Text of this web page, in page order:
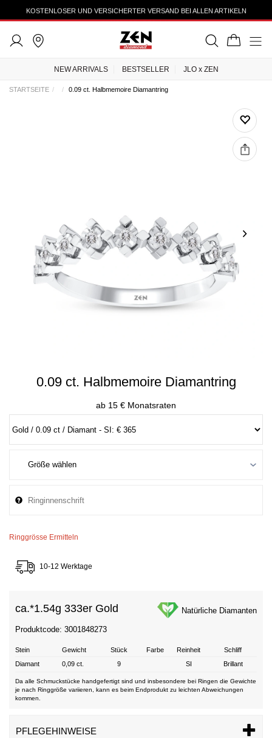
KOSTENLOSER UND VERSICHERTER VERSAND BEI ALLEN ARTIKELN
NEW ARRIVALS BESTSELLER JLO x ZEN
STARTSEITE 0.09 ct. Halbmemoire Diamantring
0.09 ct. Halbmemoire Diamantring
ab 15 € Monatsraten
Ringgrösse Ermitteln
10-12 Werktage
ca.*1.54g 333er Gold Natürliche Diamanten
Produktcode: 3001848273
Stein Gewicht Stück Farbe Reinheit
Schliff
Diamant
0,09 ct. 9 SI Brillant
Da alle Schmuckstücke handgefertigt sind und insbesondere bei Ringen die Gewichte
je nach Ringgröße variieren, kann es beim Endprodukt zu leichten Abweichungen
kommen.
PFLEGEHINWEISE